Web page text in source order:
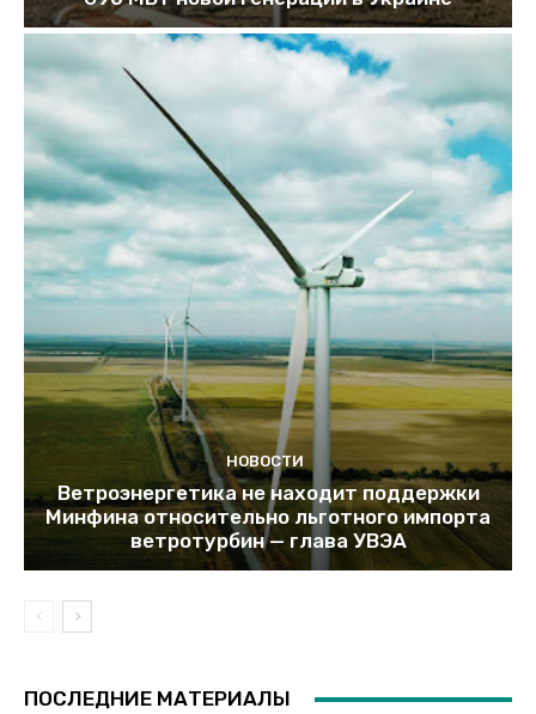
НОВОСТИ
Ветроэнергетика не находит поддержки
Минфина относительно льготного импорта
ветротурбин — глава УВЭА
ПОСЛЕДНИЕ МАТЕРИАЛЫ